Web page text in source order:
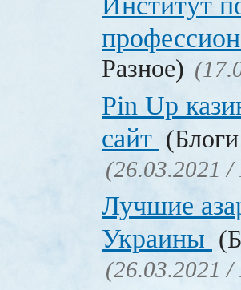
Разное)
Pin Up
сайт
(26.03.2021 /
Лучшие
Украины
(26.03.2021 /